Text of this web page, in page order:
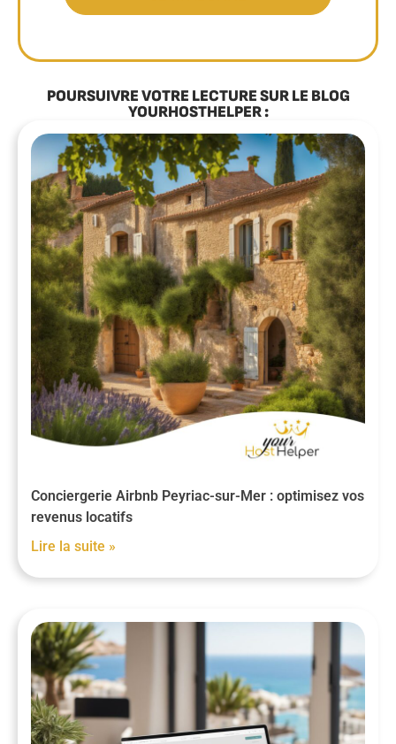
POURSUIVRE VOTRE LECTURE SUR LE BLOG
YOURHOSTHELPER :
Conciergerie Airbnb Peyriac-sur-Mer : optimisez vos
revenus locatifs
Lire la suite »